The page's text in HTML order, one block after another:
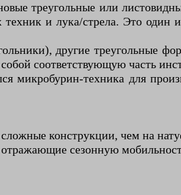
треугольные или
и лука/стрела. Это
другие треугольные
соответствующую часть
микробурин-техника для
конструкции, чем на
сезонную